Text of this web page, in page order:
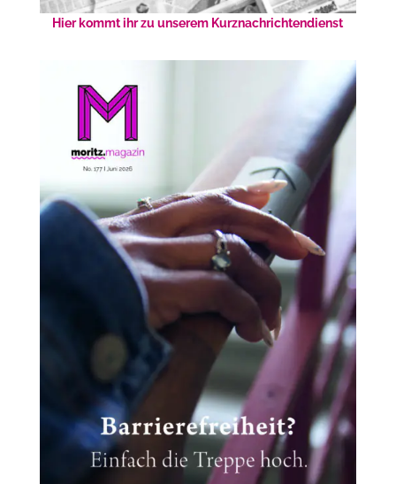
Hier kommt ihr zu unserem Kurznachrichtendienst